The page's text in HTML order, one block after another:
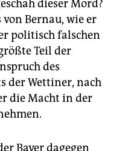
dieser Mord?
Bernau, wie er
politisch falschen
Teil der
des
der Wettiner, nach
die Macht in der
Bayer dagegen